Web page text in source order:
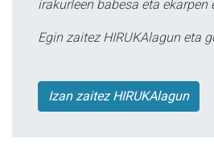
irakurleen babesa eta ekarpen
Egin zaitez HIRUKAlagun eta
Izan zaitez HIRUKAlagun